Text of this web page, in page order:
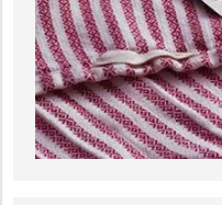
Use profiles to select
Measure advertising
Measure content
Understand audiences